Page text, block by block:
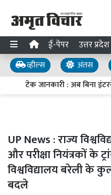
ई-पेपर उत्तर प्रदेश
व्हील्स अंतस
टेक जानकारी : अब बिना
UP News : राज्य
और परीक्षा नियंत्रकों के
विश्वविद्यालय बरेली के
बदले